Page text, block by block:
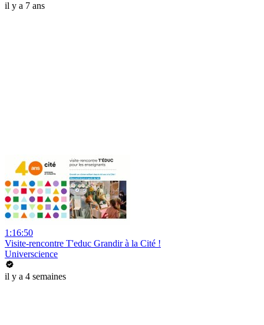
il y a 7 ans
1:16:50
Visite-rencontre T'educ Grandir à la Cité !
Universcience
il y a 4 semaines